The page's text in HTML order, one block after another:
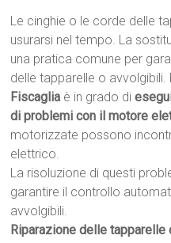
Le cinghie o le corde delle
usurarsi nel tempo. La
una pratica comune per
delle tapparelle o avvolgibili.
Fiscaglia è in grado di
di problemi con il motore
motorizzate possono
elettrico.
La risoluzione di questi
garantire il controllo
avvolgibili.
Riparazione delle